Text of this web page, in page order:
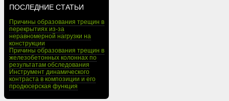
ПОСЛЕДНИЕ СТАТЬИ
Причины образования трещин в
перекрытиях из-за
неравномерной нагрузки на
конструкции
Причины образования трещин в
железобетонных колоннах по
результатам обследования
Инструмент динамического
контраста в композиции и его
продюсерская функция